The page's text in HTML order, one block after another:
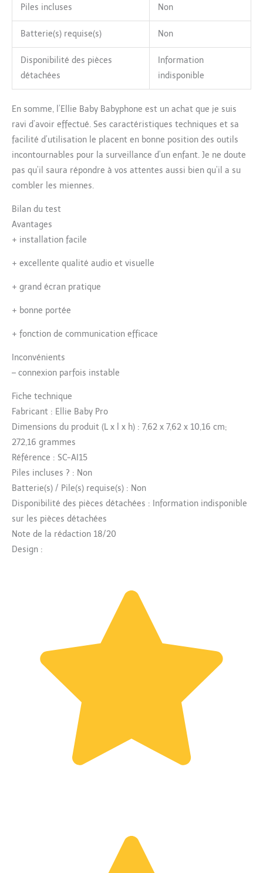
Piles incluses Non
Batterie(s) requise(s) Non
Disponibilité des pièces
détachées
Information
indisponible
En somme, l’Ellie Baby Babyphone est un achat que je suis
ravi d’avoir effectué. Ses caractéristiques techniques et sa
facilité d’utilisation le placent en bonne position des outils
incontournables pour la surveillance d’un enfant. Je ne doute
pas qu’il saura répondre à vos attentes aussi bien qu’il a su
combler les miennes.
Bilan du test
Avantages
+ installation facile
+ excellente qualité audio et visuelle
+ grand écran pratique
+ bonne portée
+ fonction de communication efficace
Inconvénients
– connexion parfois instable
Fiche technique
Fabricant : Ellie Baby Pro
Dimensions du produit (L x l x h) : 7,62 x 7,62 x 10,16 cm;
272,16 grammes
Référence : SC-AI15
Piles incluses ? : Non
Batterie(s) / Pile(s) requise(s) : Non
Disponibilité des pièces détachées : Information indisponible
sur les pièces détachées
Note de la rédaction 18/20
Design :